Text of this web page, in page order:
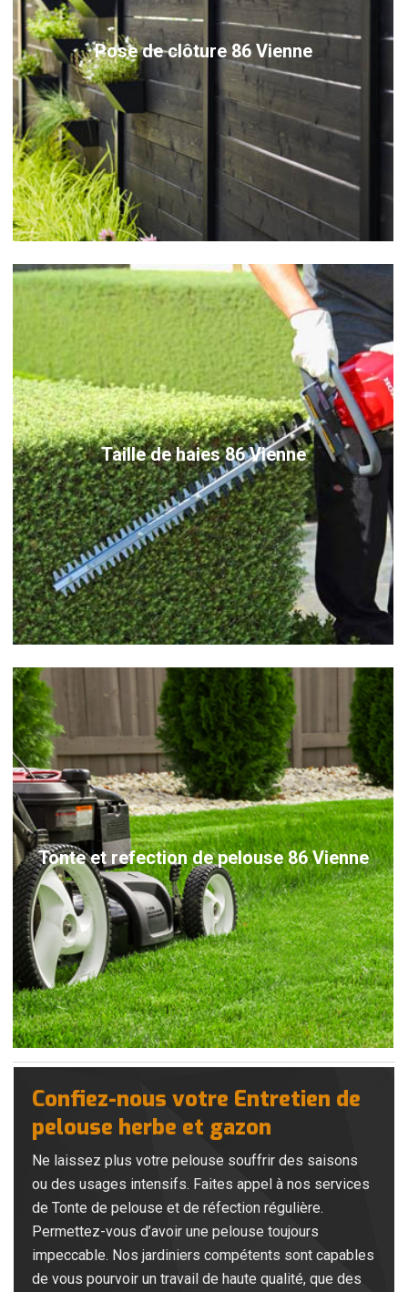
Pose de clôture 86 Vienne
Taille de haies 86 Vienne
Tonte et refection de pelouse 86 Vienne
Confiez-nous votre Entretien de
pelouse herbe et gazon
Ne laissez plus votre pelouse souffrir des saisons
ou des usages intensifs. Faites appel à nos services
de Tonte de pelouse et de réfection régulière.
Permettez-vous d’avoir une pelouse toujours
impeccable. Nos jardiniers compétents sont capables
de vous pourvoir un travail de haute qualité, que des